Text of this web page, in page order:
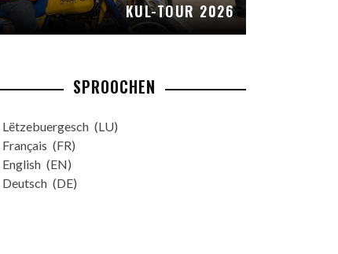
KUL-TOUR 2026
SPROOCHEN
Lëtzebuergesch
LU
Français
FR
English
EN
Deutsch
DE